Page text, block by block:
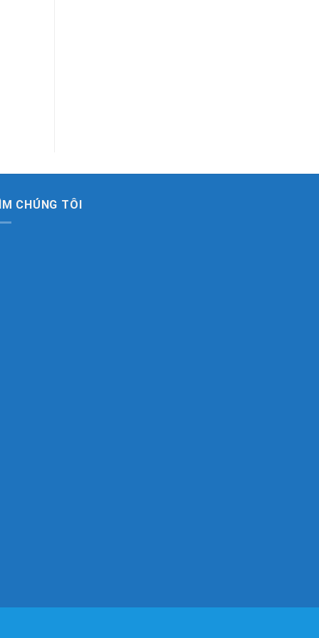
CHÚNG TÔI